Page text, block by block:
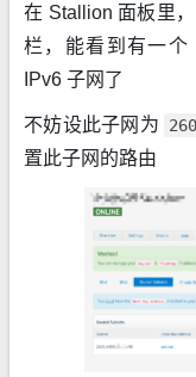
在 Stallion 面板里
栏，能看到有一个
IPv6 子网了
不妨设此子网为
置此子网的路由